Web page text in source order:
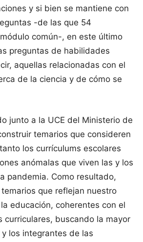
y si bien se mantiene con
-de las que 54
común-, en este último
preguntas de habilidades
aquellas relacionadas con el
de la ciencia y de cómo se
junto a la UCE del Ministerio de
temarios que consideren
los currículums escolares
anómalas que viven las y los
pandemia. Como resultado,
que reflejan nuestro
educación, coherentes con el
curriculares, buscando la mayor
los integrantes de las